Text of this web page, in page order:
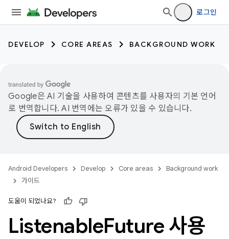
로그인
DEVELOP CORE AREAS BACKGROUND WORK
Google은 AI 기술을 사용하여 콘텐츠를 사용자의 기본 언어
로 번역합니다. AI 번역에는 오류가 있을 수 있습니다.
Android Developers Develop Core areas
Background work
가이드
도움이 되었나요?
ListenableFuture 사용